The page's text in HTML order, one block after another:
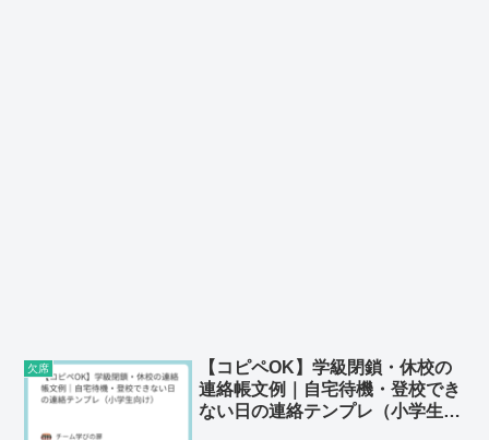
欠席
【コピペOK】学級閉鎖・休校の
連絡帳文例｜自宅待機・登校でき
ない日の連絡テンプレ（小学生向